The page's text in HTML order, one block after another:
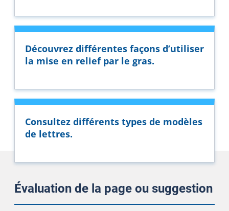
Découvrez différentes façons d’utiliser
la mise en relief par le gras.
Consultez différents types de modèles
de lettres.
Évaluation de la page ou suggestion